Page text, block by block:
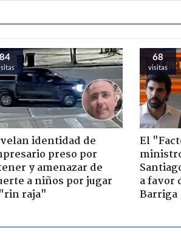
84
identidad de
preso por
y amenazar de
a niños por jugar
raja"
68
visitas
El
a favor
Barriga